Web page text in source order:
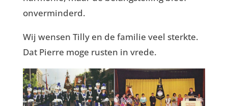
onverminderd.
Wij wensen Tilly en de familie veel sterkte.
Dat Pierre moge rusten in vrede.